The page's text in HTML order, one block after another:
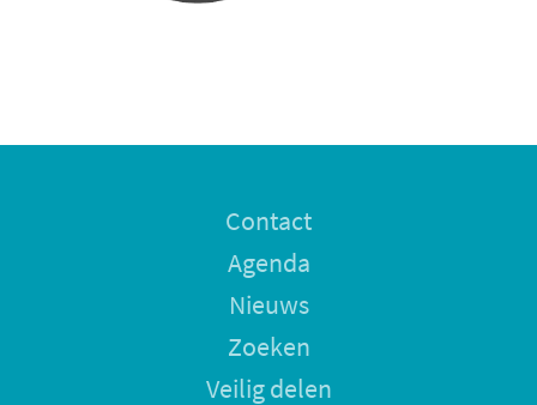
Contact
Agenda
Nieuws
Zoeken
Veilig delen